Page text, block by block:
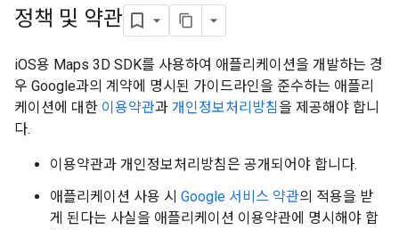
정책 및 약관
iOS용 Maps 3D SDK를 사용하여 애플리케이션을 개발하는 경
우 Google과의 계약에 명시된 가이드라인을 준수하는 애플리
케이션에 대한 이용약관과 개인정보처리방침을 제공해야 합니
다.
이용약관과 개인정보처리방침은 공개되어야 합니다.
애플리케이션 사용 시 Google 서비스 약관의 적용을 받
게 된다는 사실을 애플리케이션 이용약관에 명시해야 합